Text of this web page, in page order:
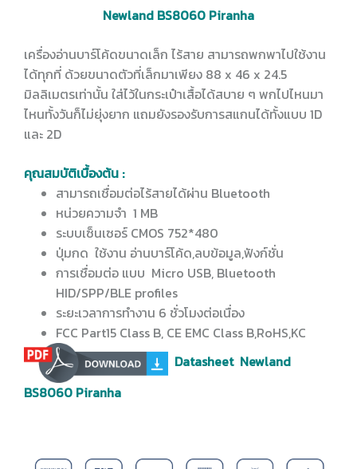
Newland BS8060 Piranha
เครื่องอ่านบาร์โค้ดขนาดเล็ก ไร้สาย สามารถพกพาไปใช้งาน
ได้ทุกที่ ด้วยขนาดตัวที่เล็กมาเพียง 88 x 46 x 24.5
มิลลิเมตรเท่านั้น ใส่ไว้ในกระเป๋าเสื้อได้สบาย ๆ พกไปไหนมา
ไหนทั้งวันก็ไม่ยุ่งยาก แถมยังรองรับการสแกนได้ทั้งแบบ 1D
และ 2D
คุณสมบัติเบื้องต้น :
สามารถเชื่อมต่อไร้สายได้ผ่าน Bluetooth
หน่วยความจำ 1 MB
ระบบเซ็นเซอร์ CMOS 752*480
ปุ่มกด ใช้งาน อ่านบาร์โค้ด,ลบข้อมูล,ฟังก์ชั่น
การเชื่อมต่อ แบบ Micro USB, Bluetooth
HID/SPP/BLE profiles
ระยะเวลาการทำงาน 6 ชั่วโมงต่อเนื่อง
FCC Part15 Class B, CE EMC Class B,RoHS,KC
Datasheet Newland
BS8060 Piranha